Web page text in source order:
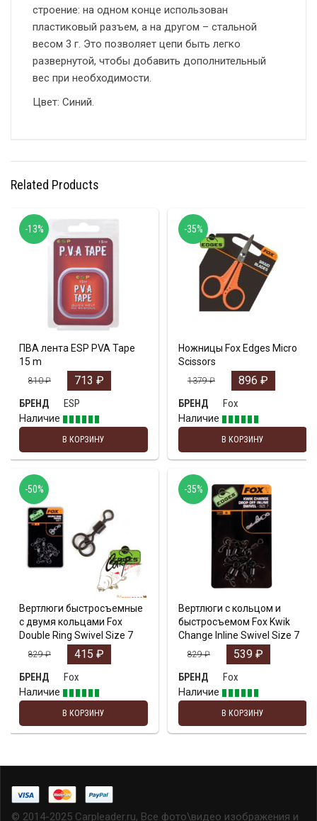
строение: на одном конце использован
пластиковый разъем, а на другом – стальной
весом 3 г. Это позволяет цепи быть легко
развернутой, чтобы добавить дополнительный
вес при необходимости.
Цвет: Синий.
Related Products
ПВА лента ESP PVA Tape
15 m
810₽ 713 ₽
БРЕНД
ESP
Наличие
В КОРЗИНУ
-13%
Ножницы Fox Edges Micro
Scissors
1379₽ 896 ₽
БРЕНД
Fox
Наличие
В КОРЗИНУ
-35%
Вертлюги быстросъемные
с двумя кольцами Fox
Double Ring Swivel Size 7
829₽ 415 ₽
БРЕНД
Fox
Наличие
В КОРЗИНУ
-50%
Вертлюги с кольцом и
быстросъемом Fox Kwik
Change Inline Swivel Size 7
829₽ 539 ₽
БРЕНД
Fox
Наличие
В КОРЗИНУ
-35%
© 2014-2025 Carpleader.ru, Все фото\видео изображения и